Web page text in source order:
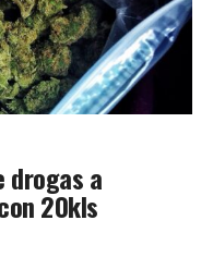
drogas a
20kls